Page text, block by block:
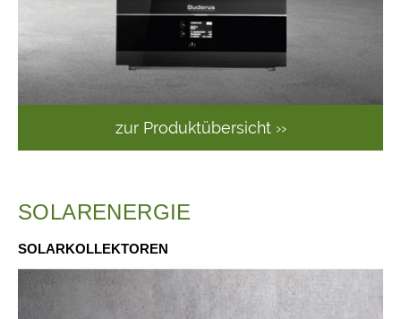
zur Produktübersicht ››
SOLARENERGIE
SOLARKOLLEKTOREN